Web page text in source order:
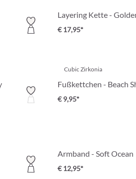
Layering Kette -
€ 17,95*
Cubic Zirkonia
Fußkettchen - Beach
€ 9,95*
Armband - Soft Ocean
€ 12,95*